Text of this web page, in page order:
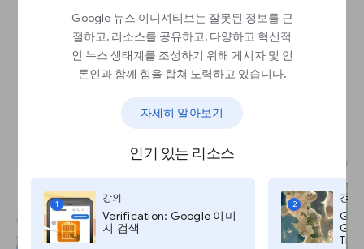
Google 뉴스 이니셔티브는 잘못된 정보를 근
절하고, 리소스를 공유하고, 다양하고 혁신적
인 뉴스 생태계를 조성하기 위해 게시자 및 언
론인과 함께 힘을 합쳐 노력하고 있습니다.
자세히 알아보기
인기 있는 리소스
1
강의
Verification: Google 이미
지 검색
2
강의